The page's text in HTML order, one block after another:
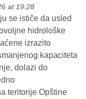
at 19:28
se ističe da usled
hidrološke
izrazito
kapaciteta
dolazi do
teritorije Opštine